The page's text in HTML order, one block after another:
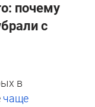
почему
с
в
чаще